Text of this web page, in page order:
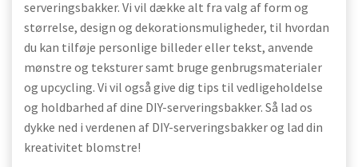
serveringsbakker. Vi vil dække alt fra valg af form og
størrelse, design og dekorationsmuligheder, til hvordan
du kan tilføje personlige billeder eller tekst, anvende
mønstre og teksturer samt bruge genbrugsmaterialer
og upcycling. Vi vil også give dig tips til vedligeholdelse
og holdbarhed af dine DIY-serveringsbakker. Så lad os
dykke ned i verdenen af DIY-serveringsbakker og lad din
kreativitet blomstre!